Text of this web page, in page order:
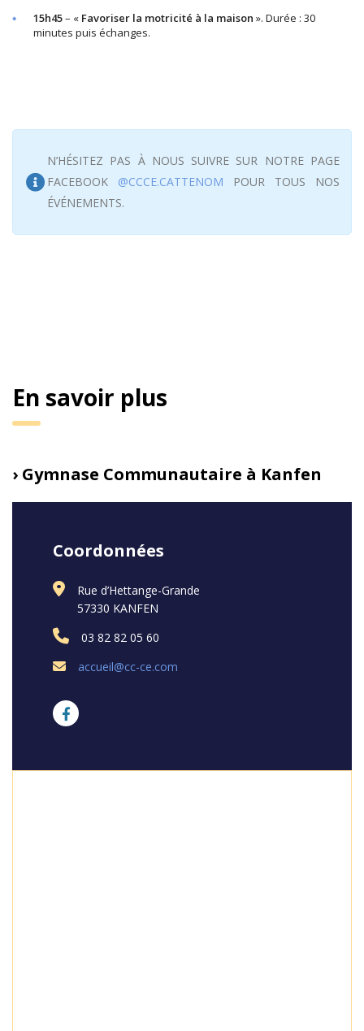
15h45– « Favoriser la motricité à la maison ». Durée : 30
minutes puis échanges.
N’HÉSITEZ PAS À NOUS SUIVRE SUR NOTRE PAGE
FACEBOOK @CCCE.CATTENOM POUR TOUS NOS
ÉVÉNEMENTS.
En savoir plus
› Gymnase Communautaire à Kanfen
Coordonnées
Rue d’Hettange-Grande
57330 KANFEN
03 82 82 05 60
accueil@cc-ce.com